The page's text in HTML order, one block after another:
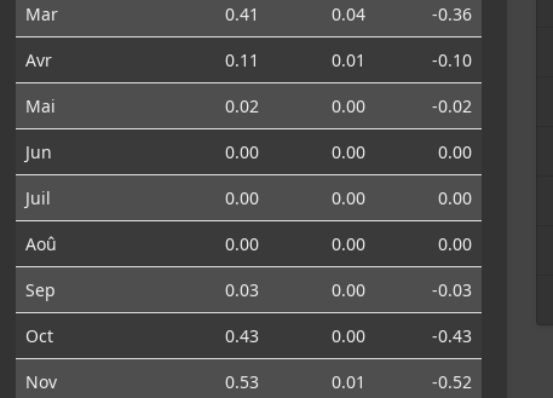
Mar
0.41 0.04
-0.36
Avr
0.11 0.01
-0.10
Mai
0.02 0.00
-0.02
Jun
0.00 0.00
0.00
Juil
0.00 0.00
0.00
Aoû
0.00 0.00
0.00
Sep
0.03 0.00
-0.03
Oct
0.43 0.00
-0.43
Nov
0.53 0.01 -0.52